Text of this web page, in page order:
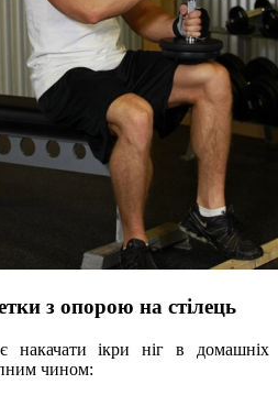
з опорою на стілець
накачати ікри ніг в домашніх
чином: